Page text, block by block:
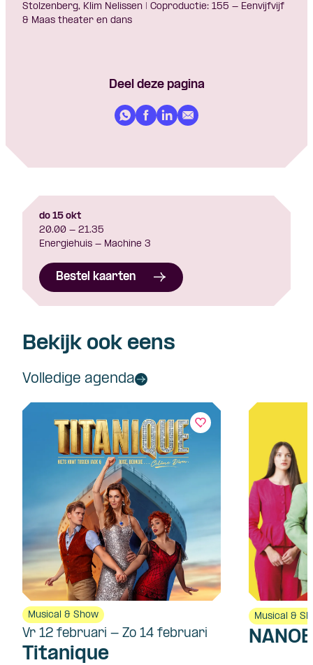
Stolzenberg, Klim Nelissen | Coproductie: 155 - Eenvijfvijf
& Maas theater en dans
Deel deze pagina
do 15 okt
20.00 - 21.35
Energiehuis - Machine 3
Bestel kaarten
Bekijk ook eens
Volledige agenda
Musical & Show
Vr 12 februari - Zo 14 februari
Titanique
Musical &